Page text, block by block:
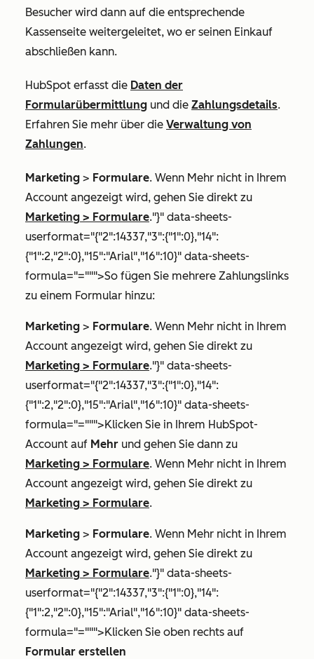
Besucher wird dann auf die entsprechende
Kassenseite weitergeleitet, wo er seinen Einkauf
abschließen kann.
HubSpot erfasst die Daten der
Formularübermittlung und die Zahlungsdetails.
Erfahren Sie mehr über die Verwaltung von
Zahlungen.
Marketing > Formulare. Wenn Mehr nicht in Ihrem
Account angezeigt wird, gehen Sie direkt zu
Marketing > Formulare."}" data-sheets-
userformat="{"2":14337,"3":{"1":0},"14":
{"1":2,"2":0},"15":"Arial","16":10}" data-sheets-
formula="=""">So fügen Sie mehrere Zahlungslinks
zu einem Formular hinzu:
Marketing > Formulare. Wenn Mehr nicht in Ihrem
Account angezeigt wird, gehen Sie direkt zu
Marketing > Formulare."}" data-sheets-
userformat="{"2":14337,"3":{"1":0},"14":
{"1":2,"2":0},"15":"Arial","16":10}" data-sheets-
formula="=""">Klicken Sie in Ihrem HubSpot-
Account auf Mehr und gehen Sie dann zu
Marketing > Formulare. Wenn Mehr nicht in Ihrem
Account angezeigt wird, gehen Sie direkt zu
Marketing > Formulare.
Marketing > Formulare. Wenn Mehr nicht in Ihrem
Account angezeigt wird, gehen Sie direkt zu
Marketing > Formulare."}" data-sheets-
userformat="{"2":14337,"3":{"1":0},"14":
{"1":2,"2":0},"15":"Arial","16":10}" data-sheets-
formula="=""">Klicken Sie oben rechts auf
Formular erstellen